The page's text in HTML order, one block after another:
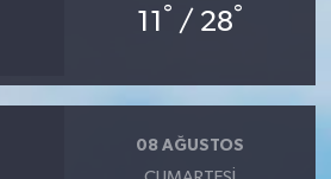
11 ° / 28°
08 AĞUSTOS